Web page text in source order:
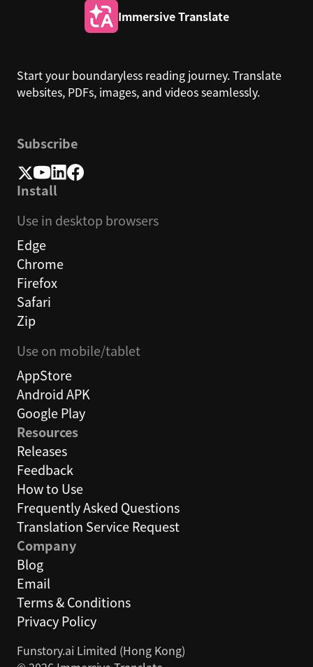
Immersive Translate
Start your boundaryless reading journey. Translate
websites, PDFs, images, and videos seamlessly.
Subscribe
Install
Use in desktop browsers
Edge
Chrome
Firefox
Safari
Zip
Use on mobile/tablet
AppStore
Android APK
Google Play
Resources
Releases
Feedback
How to Use
Frequently Asked Questions
Translation Service Request
Company
Blog
Email
Terms & Conditions
Privacy Policy
Funstory.ai Limited (Hong Kong)